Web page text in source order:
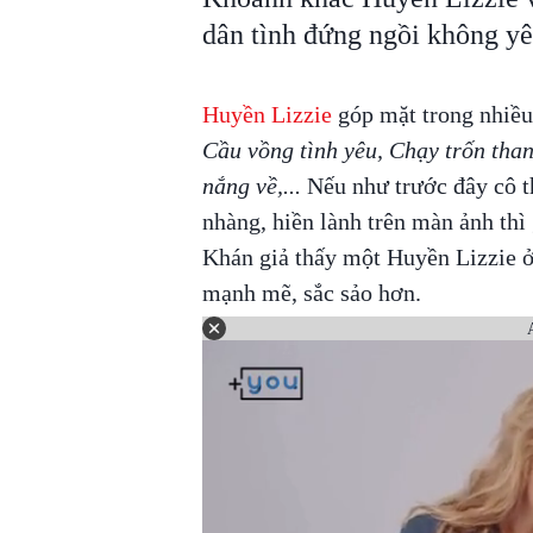
dân tình đứng ngồi không
Huyền Lizzie góp mặt trong
Cầu vồng tình yêu, Chạy trốn
nắng về,... Nếu như trước đây cô
nhàng, hiền lành trên màn ảnh
Khán giả thấy một Huyền Lizzie
mạnh mẽ, sắc sảo hơn.